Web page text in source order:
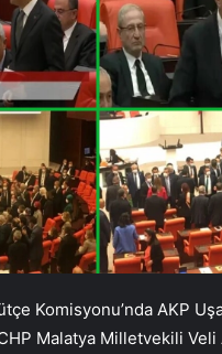
Komisyonu’nda AKP
Malatya Milletvekili Veli